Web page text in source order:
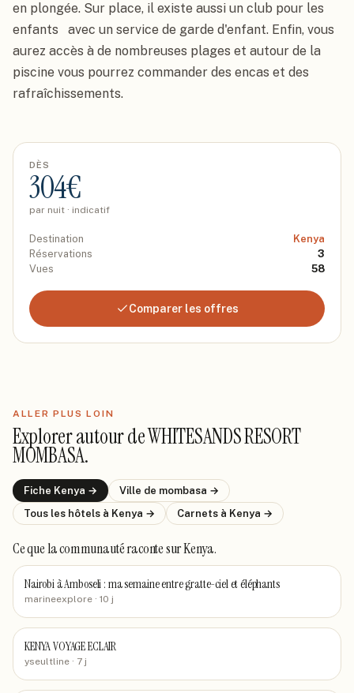
en plongée. Sur place, il existe aussi un club pour les
enfants   avec un service de garde d'enfant. Enfin, vous
aurez accès à de nombreuses plages et autour de la
piscine vous pourrez commander des encas et des
rafraîchissements.
DÈS
304€
par nuit · indicatif
Destination
Kenya
Réservations
3
Vues
58
Comparer les offres
ALLER PLUS LOIN
Explorer autour deWHITESANDS RESORT
MOMBASA.
Fiche Kenya → Ville de mombasa →
Tous les hôtels à Kenya → Carnets à Kenya →
Ce que la communauté racontesur Kenya.
Nairobi à Amboseli : ma semaine entre gratte-ciel et éléphants
marineexplore · 10 j
KENYA VOYAGE ECLAIR
yseultline · 7 j